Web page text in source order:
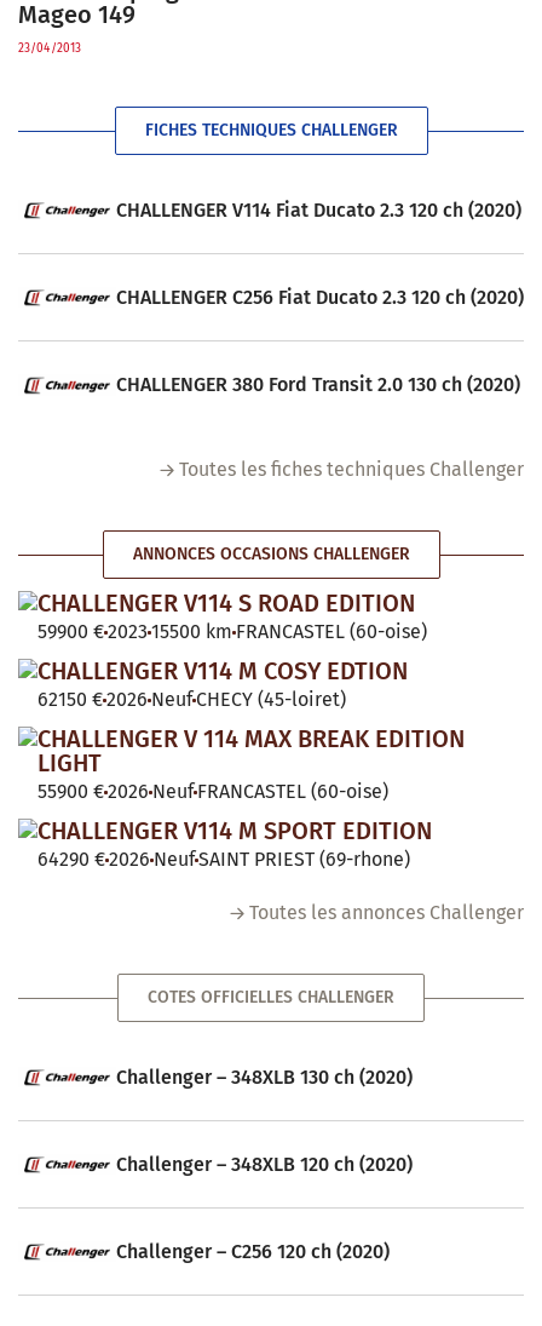
Mageo 149
23/04/2013
FICHES TECHNIQUES CHALLENGER
CHALLENGER V114 Fiat Ducato 2.3 120 ch (2020)
CHALLENGER C256 Fiat Ducato 2.3 120 ch (2020)
CHALLENGER 380 Ford Transit 2.0 130 ch (2020)
Toutes les fiches techniques Challenger
ANNONCES OCCASIONS CHALLENGER
CHALLENGER V114 S ROAD EDITION
59900 €2023 15500 km FRANCASTEL (60-oise)
CHALLENGER V114 M COSY EDTION
62150 €2026 Neuf CHECY (45-loiret)
CHALLENGER V 114 MAX BREAK EDITION
LIGHT
55900 €2026 Neuf FRANCASTEL (60-oise)
CHALLENGER V114 M SPORT EDITION
64290 €2026 NeufSAINT PRIEST (69-rhone)
Toutes les annonces Challenger
COTES OFFICIELLES CHALLENGER
Challenger – 348XLB 130 ch (2020)
Challenger – 348XLB 120 ch (2020)
Challenger – C256 120 ch (2020)